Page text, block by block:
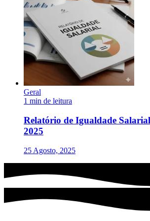
Geral
1 min de leitura
Relatório de Igualdade Salarial
2025
25 Agosto, 2025